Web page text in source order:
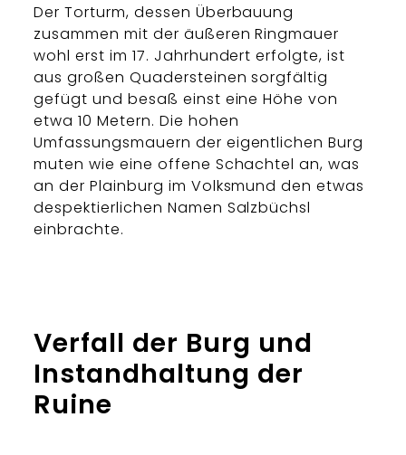
Der Torturm, dessen Überbauung
zusammen mit der äußeren Ringmauer
wohl erst im 17. Jahrhundert erfolgte, ist
aus großen Quadersteinen sorgfältig
gefügt und besaß einst eine Höhe von
etwa 10 Metern. Die hohen
Umfassungsmauern der eigentlichen Burg
muten wie eine offene Schachtel an, was
an der Plainburg im Volksmund den etwas
despektierlichen Namen Salzbüchsl
einbrachte.
Verfall der Burg und
Instandhaltung der
Ruine